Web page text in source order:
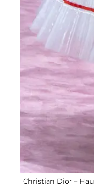
Christian Dior –